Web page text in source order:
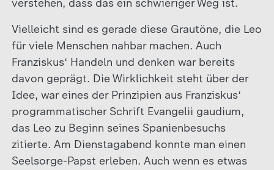
verstehen, dass das ein schwieriger Weg ist.
Vielleicht sind es gerade diese Grautöne, die Leo
für viele Menschen nahbar machen. Auch
Franziskus‘ Handeln und denken war bereits
davon geprägt. Die Wirklichkeit steht über der
Idee, war eines der Prinzipien aus Franziskus‘
programmatischer Schrift Evangelii gaudium,
das Leo zu Beginn seines Spanienbesuchs
zitierte. Am Dienstagabend konnte man einen
Seelsorge-Papst erleben. Auch wenn es etwas